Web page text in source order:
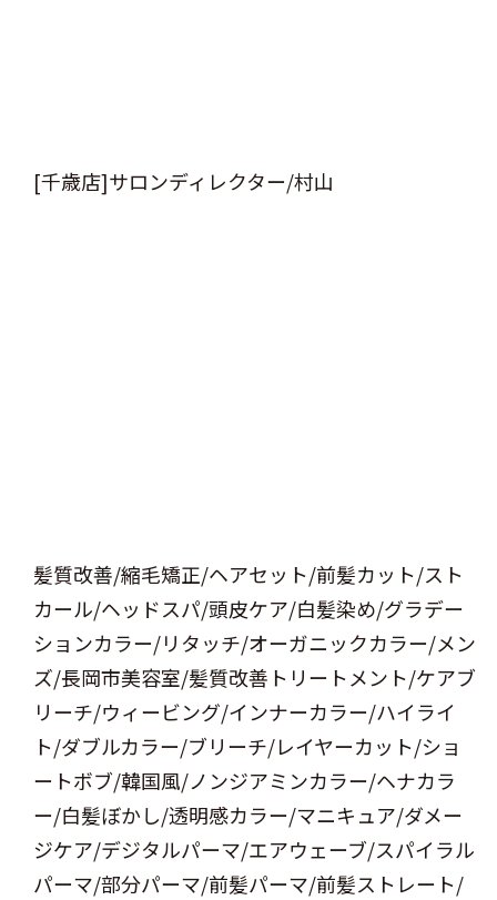
[千歳店]サロンディレクター/村山
髪質改善/縮毛矯正/ヘアセット/前髪カット/スト
カール/ヘッドスパ/頭皮ケア/白髪染め/グラデー
ションカラー/リタッチ/オーガニックカラー/メン
ズ/長岡市美容室/髪質改善トリートメント/ケアブ
リーチ/ウィービング/インナーカラー/ハイライ
ト/ダブルカラー/ブリーチ/レイヤーカット/ショ
ートボブ/韓国風/ノンジアミンカラー/ヘナカラ
ー/白髪ぼかし/透明感カラー/マニキュア/ダメー
ジケア/デジタルパーマ/エアウェーブ/スパイラル
パーマ/部分パーマ/前髪パーマ/前髪ストレート/